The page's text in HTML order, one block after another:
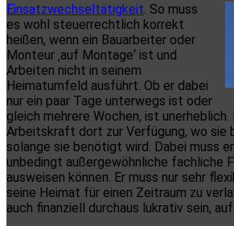
Einsatzwechseltätigkeit. So muss
es wohl steuerrechtlich korrekt
heißen, wenn ein Bauarbeiter oder
Monteur ‚auf Montage‘ ist und
Arbeiten nicht in seinem
Heimatumfeld ausführt. Ob er dabei
nur ein paar Tage unterwegs ist oder
gleich mehrere Wochen, ist
Arbeitskraft dort zur Verfügung, wo sie
solange sie benötigt wird. Dabei muss
unbedingt außergewöhnliche fachliche
ausweisen können. Er muss nur sehr
seine Heimat für einen Zeitraum zu
auch finanziell durchaus lukrativ sein,